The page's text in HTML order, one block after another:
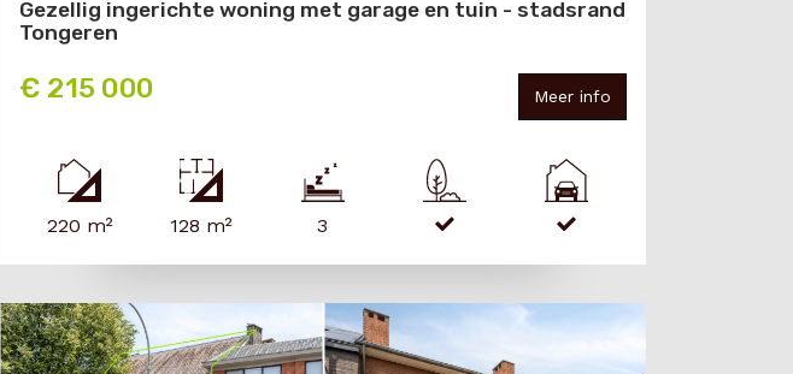
Gezellig ingerichte woning met garage en tuin - stadsrand
Tongeren
€ 215 000 Meer info
220 m² 128 m² 3